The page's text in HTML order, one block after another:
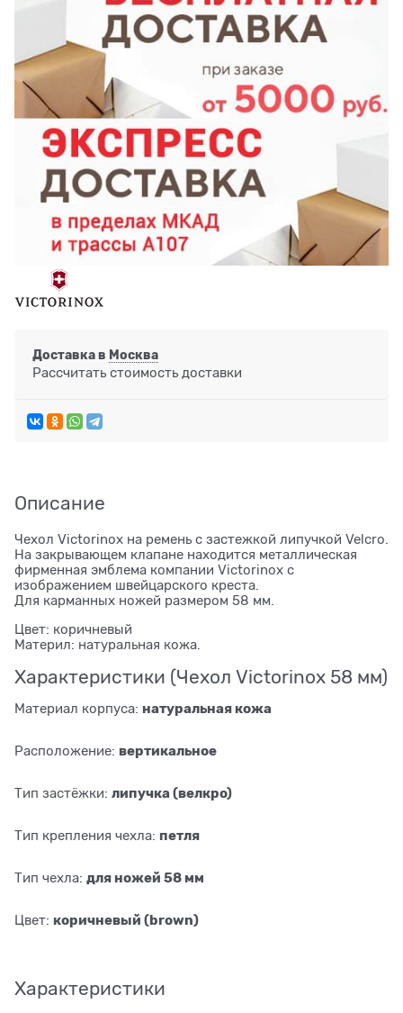
Доставка в Москва
Рассчитать стоимость доставки
Описание
Чехол Victorinox на ремень с застежкой липучкой Velcro.
На закрывающем клапане находится металлическая
фирменная эмблема компании Victorinox с
изображением швейцарского креста.
Для карманных ножей размером 58 мм.
Цвет: коричневый
Материл: натуральная кожа.
Характеристики (Чехол Victorinox 58 мм)
Материал корпуса: натуральная кожа
Расположение: вертикальное
Тип застёжки: липучка (велкро)
Тип крепления чехла: петля
Тип чехла: для ножей 58 мм
Цвет: коричневый (brown)
Характеристики